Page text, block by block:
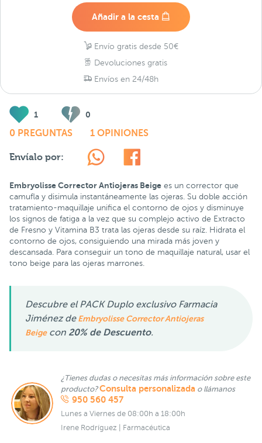
Añadir a la cesta
Envío gratis desde 50€
Devoluciones gratis
Envíos en 24/48h
1 0
0 PREGUNTAS 1 OPINIONES
Envíalo por:
Embryolisse Corrector Antiojeras Beige es un corrector que
camufla y disimula instantáneamente las ojeras. Su doble acción
tratamiento-maquillaje unifica el contorno de ojos y disminuye
los signos de fatiga a la vez que su complejo activo de Extracto
de Fresno y Vitamina B3 trata las ojeras desde su raíz. Hidrata el
contorno de ojos, consiguiendo una mirada más joven y
descansada. Para conseguir un tono de maquillaje natural, usar el
tono beige para las ojeras marrones.
Descubre el PACK Duplo exclusivo Farmacia
Jiménez deEmbryolisse Corrector Antiojeras
Beigecon 20% de Descuento.
¿Tienes dudas o necesitas más información sobre este
producto?Consulta personalizada o llámanos
950 560 457
Lunes a Viernes de 08:00h a 18:00h
Irene Rodríguez | Farmacéutica